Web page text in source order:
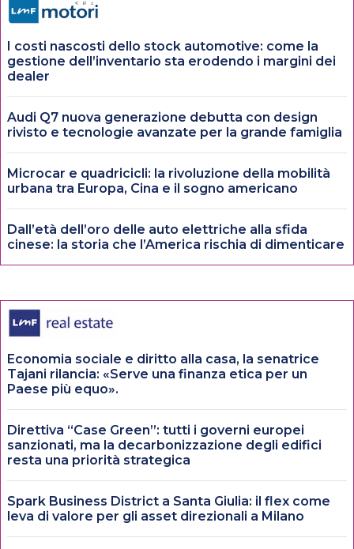
I costi nascosti dello stock automotive: come la
gestione dell’inventario sta erodendo i margini dei
dealer
Audi Q7 nuova generazione debutta con design
rivisto e tecnologie avanzate per la grande famiglia
Microcar e quadricicli: la rivoluzione della mobilità
urbana tra Europa, Cina e il sogno americano
Dall’età dell’oro delle auto elettriche alla sfida
cinese: la storia che l’America rischia di dimenticare
Economia sociale e diritto alla casa, la senatrice
Tajani rilancia: «Serve una finanza etica per un
Paese più equo».
Direttiva “Case Green”: tutti i governi europei
sanzionati, ma la decarbonizzazione degli edifici
resta una priorità strategica
Spark Business District a Santa Giulia: il flex come
leva di valore per gli asset direzionali a Milano